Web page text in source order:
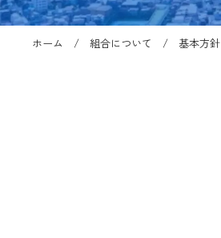
ホーム 組合について 基本方針